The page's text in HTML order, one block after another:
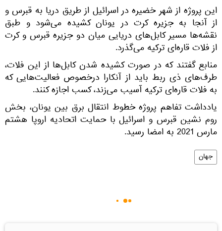
این پروژه از شهر خضیره در اسرائیل از طریق دریا به قبرس و
از آنجا به جزیره کرت در یونان کشیده می‌شود و طبق
نقشه‌ها مسیر کابل‌های دریایی میان دو جزیره قبرس و کرت
از فلات قاره‌ای ترکیه می‌گذرد.
منابع گفتند که در صورت کشیده شدن کابل‌ها از این فلات،
طرف‌های ذی ربط باید از آنکارا درخصوص فعالیت‌هایی که
به فلات قاره‌ای ترکیه آسیب می‌زند، کسب اجازه کنند.
یادداشت تفاهم پروژه خطوط انتقال برق بین یونان، بخش
روم نشین قبرس و اسرائیل با حمایت‌ اتحادیه اروپا هشتم
مارس 2021 به امضا رسید.
جهان